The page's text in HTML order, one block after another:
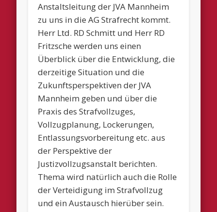
Anstaltsleitung der JVA Mannheim
zu uns in die AG Strafrecht kommt.
Herr Ltd. RD Schmitt und Herr RD
Fritzsche werden uns einen
Überblick über die Entwicklung, die
derzeitige Situation und die
Zukunftsperspektiven der JVA
Mannheim geben und über die
Praxis des Strafvollzuges,
Vollzugplanung, Lockerungen,
Entlassungsvorbereitung etc. aus
der Perspektive der
Justizvollzugsanstalt berichten.
Thema wird natürlich auch die Rolle
der Verteidigung im Strafvollzug
und ein Austausch hierüber sein.